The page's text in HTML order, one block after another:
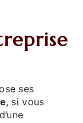
ses
, si vous